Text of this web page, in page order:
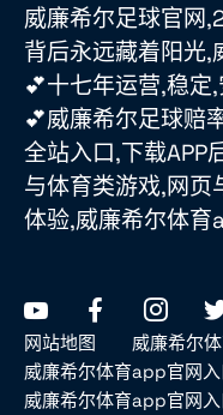
威廉希尔足球官网
背后永远藏着阳光
💕十七年运营,稳定
💕威廉希尔足球赔
全站入口,下载APP
与体育类游戏,网页
体验,威廉希尔体育
网站地图
威廉希尔
威廉希尔体育app官网
威廉希尔体育app官网入